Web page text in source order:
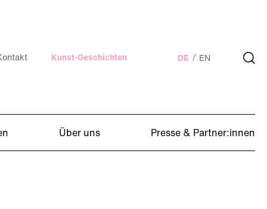
Kunst-Geschichten DE EN
Über uns Presse & Partner:innen